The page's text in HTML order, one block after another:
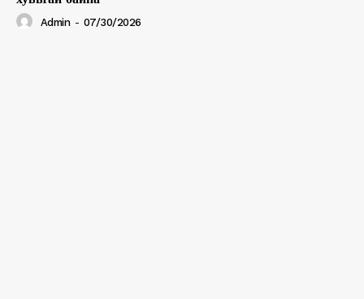
Admin - 07/30/2026